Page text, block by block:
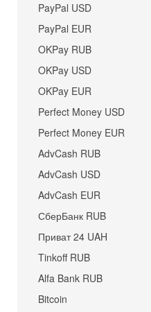
PayPal USD
PayPal EUR
OKPay RUB
OKPay USD
OKPay EUR
Perfect Money USD
Perfect Money EUR
AdvCash RUB
AdvCash USD
AdvCash EUR
СберБанк RUB
Приват 24 UAH
Tinkoff RUB
Alfa Bank RUB
Bitcoin